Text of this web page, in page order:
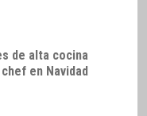
de alta cocina
en Navidad